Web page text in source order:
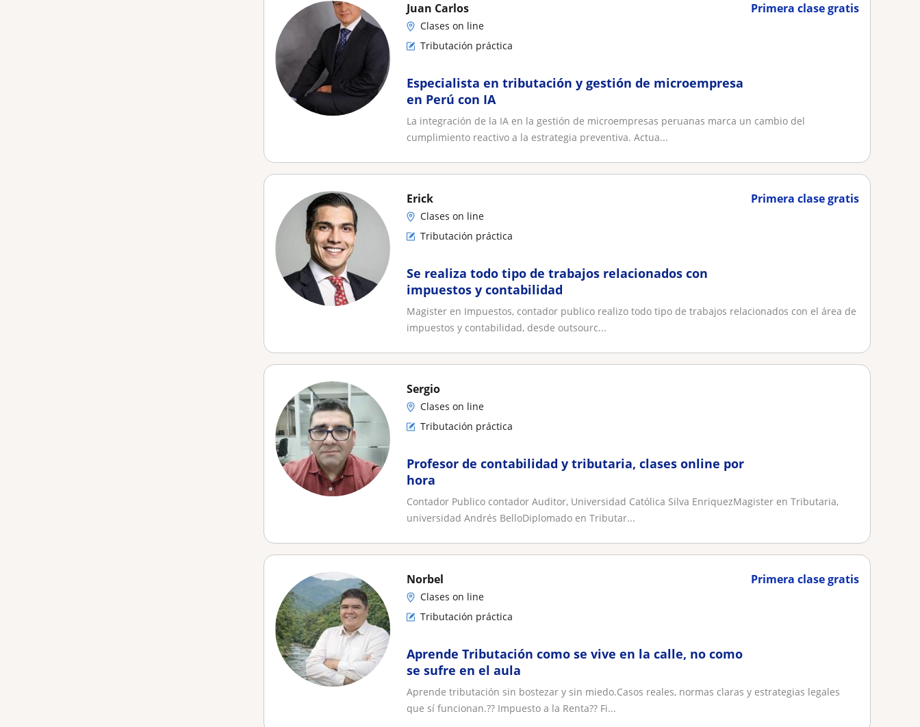
Primera clase gratis
Juan Carlos
Clases on line
Tributación práctica
Especialista en tributación y gestión de microempresa
en Perú con IA
La integración de la IA en la gestión de microempresas peruanas marca un cambio del
cumplimiento reactivo a la estrategia preventiva. Actua...
Primera clase gratis
Erick
Clases on line
Tributación práctica
Se realiza todo tipo de trabajos relacionados con
impuestos y contabilidad
Magister en Impuestos, contador publico realizo todo tipo de trabajos relacionados con el área de
impuestos y contabilidad, desde outsourc...
Sergio
Clases on line
Tributación práctica
Profesor de contabilidad y tributaria, clases online por
hora
Contador Publico contador Auditor, Universidad Católica Silva EnriquezMagister en Tributaria,
universidad Andrés BelloDiplomado en Tributar...
Primera clase gratis
Norbel
Clases on line
Tributación práctica
Aprende Tributación como se vive en la calle, no como
se sufre en el aula
Aprende tributación sin bostezar y sin miedo.Casos reales, normas claras y estrategias legales
que sí funcionan.?? Impuesto a la Renta?? Fi...